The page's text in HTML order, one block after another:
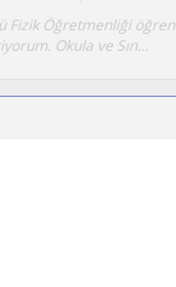
Fizik Öğretmenliği
Okula ve Sın...
geçmesini sağla